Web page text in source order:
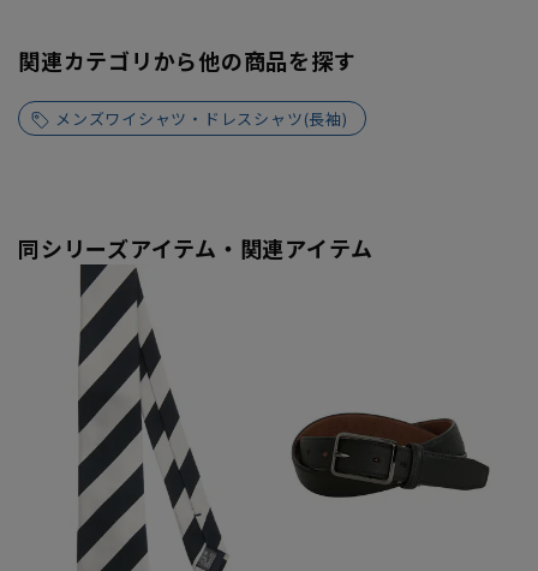
関連カテゴリから他の商品を探す
メンズワイシャツ・ドレスシャツ(長袖)
同シリーズアイテム・関連アイテム